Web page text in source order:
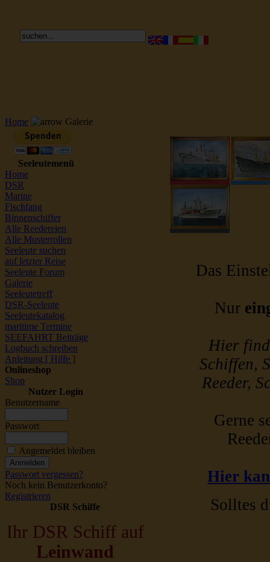
Home Galerie
Seeleutemenü
Home
DSR
Marine
Fischfang
Binnenschiffer
Alle Reedereien
Alle Musterrollen
Seeleute suchen
auf letzter Reise
Seeleute Forum
Galerie
Seeleutetreff
DSR-Seeleute
Seeleutekatalog
maritime Termine
SEEFAHRT Beiträge
Logbuch schreiben
Anleitung [ Hilfe ]
Onlineshop
Shop
Nutzer Login
Benutzername
Passwort
Angemeldet bleiben
Passwort vergessen?
Noch kein Benutzerkonto?
Registrieren
DSR Schiffe
Ihr DSR Schiff auf
Leinwand
Das
Nur
Hier
Schiffen,
Reeder,
Gerne
Hier
Solltes